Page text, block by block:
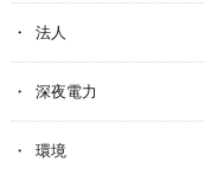
法人
深夜電力
環境